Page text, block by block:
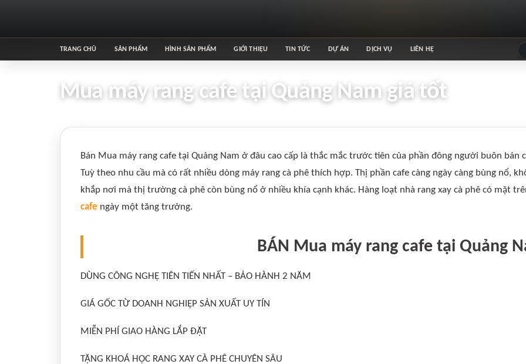
TRANG CHỦ SẢN PHẨM HÌNH SẢN PHẨM GIỚI THIỆU TIN TỨC DỰ ÁN DỊCH VỤ LIÊN HỆ
Mua máy rang cafe tại Quảng Nam giá tốt
Bán Mua máy rang cafe tại Quảng Nam ở đâu cao cấp là thắc mắc trước tiên của phần đông người buôn bán
Tuỳ theo nhu cầu mà có rất nhiều dòng máy rang cà phê thích hợp. Thị phần cafe càng ngày càng bùng nổ,
khắp nơi mà thị trường cà phê còn bùng nổ ở nhiều khía cạnh khác. Hàng loạt nhà rang xay cà phê có mặt
cafe ngày một tăng trưởng.
BÁN Mua máy rang cafe tại Quảng
DÙNG CÔNG NGHỆ TIÊN TIẾN NHẤT – BẢO HÀNH 2 NĂM
GIÁ GỐC TỪ DOANH NGHIỆP SẢN XUẤT UY TÍN
MIỄN PHÍ GIAO HÀNG LẮP ĐẶT
TẶNG KHOÁ HỌC RANG XAY CÀ PHÊ CHUYÊN SÂU